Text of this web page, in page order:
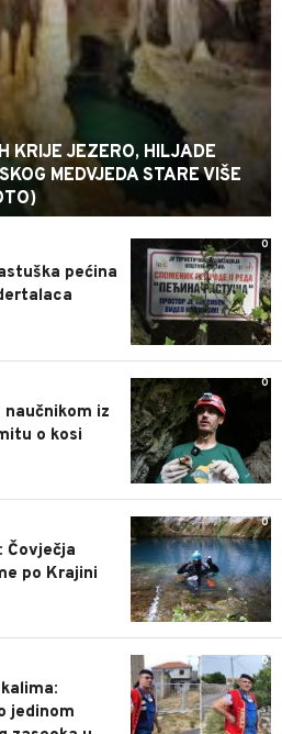
KRIJE JEZERO, HILJADE
MEDVJEDA STARE VIŠE
0
pećina
0
naučnikom iz
o kosi
0
Čovječja
po Krajini
0
jedinom